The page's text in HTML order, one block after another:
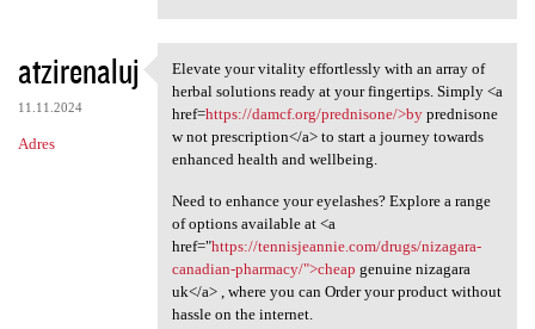
atzirenaluj
11.11.2024
Adres
Elevate your vitality
Elevate your vitality effortlessly with an array of
herbal solutions ready at your fingertips. Simply <a
href=https://damcf.org/prednisone/>byprednisone
w not prescription</a> to start a journey towards
enhanced health and wellbeing.
Need to enhance your eyelashes? Explore a range
of options available at <a
href="https://tennisjeannie.com/drugs/nizagara-
canadian-pharmacy/">cheap genuine nizagara
uk</a> , where you can Order your product without
hassle on the internet.